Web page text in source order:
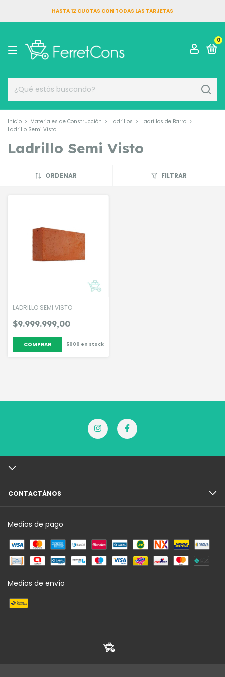
HASTA 12 CUOTAS CON TODAS LAS TARJETAS
0
Inicio > Materiales de Construcción > Ladrillos > Ladrillos de Barro >
Ladrillo Semi Visto
Ladrillo Semi Visto
ORDENAR FILTRAR
LADRILLO SEMI VISTO
$9.999.999,00
5000 en stock
CONTACTÁNOS
Medios de pago
Medios de envío